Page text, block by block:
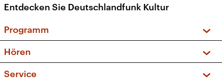
Entdecken Sie Deutschlandfunk Kultur
Programm
Sendungen und Podcasts
Hören
Service